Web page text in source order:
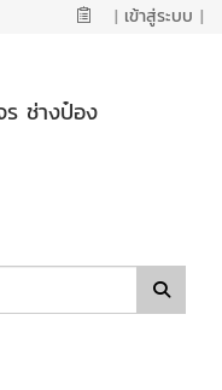
| เข้าสู่ระบบ |
ร ช่างป๋อง